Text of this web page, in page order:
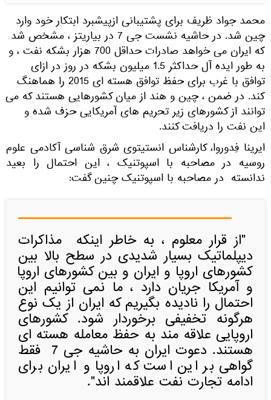
محمد جواد ظریف برای پشتیبانی ازپیشبرد ابتکار خود وارد
چین شد. در حاشیه نشست جی 7 در بیاریتز ، مشخص شد
که ایران می خواهد صادرات حداقل 700 هزار بشکه نفت ، و
به طور ایده آل حداکثر 1.5 میلیون بشکه در روز در ازای
توافق با غرب برای حفظ توافق هسته ای 2015 را هماهنگ
کند. در ضمن ، چین و هند از میان کشورهایی هستند که می
توانند از کشورهای زیر تحریم های آمریکایی حزف شده و
این نفت را دریافت کنند.
ایرینا فِدوروا، کارشناس انستیتوی شرق شناسی آکادمی علوم
روسیه در مصاحبه با اسپوتنیک ، این احتمال را بعید
ندانسته در مصاحبه با اسپوتنیک چنین گفت:
"از قرار معلوم ، به خاطر اینکه مذاكرات
دیپلماتیک بسیار شدیدی در سطح بالا بین
كشورهای اروپا و ایران و بین كشورهای اروپا
و آمریكا جریان دارد ، ما نمی توانیم این
احتمال را نادیده بگیریم كه ایران از یک نوع
هرگونه تخفیفی برخوردار شود. کشورهای
اروپایی علاقه مند به حفظ معامله هسته ای
هستند. دعوت ایران به حاشیه جی 7 فقط
گواهی بر این است که اروپا و ایران برای
ادامه تجارت نفت علاقمند اند".